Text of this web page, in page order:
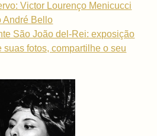
Victor Lourenço Menicucci
André Bello
São João del-Rei: exposição
suas fotos, compartilhe o seu